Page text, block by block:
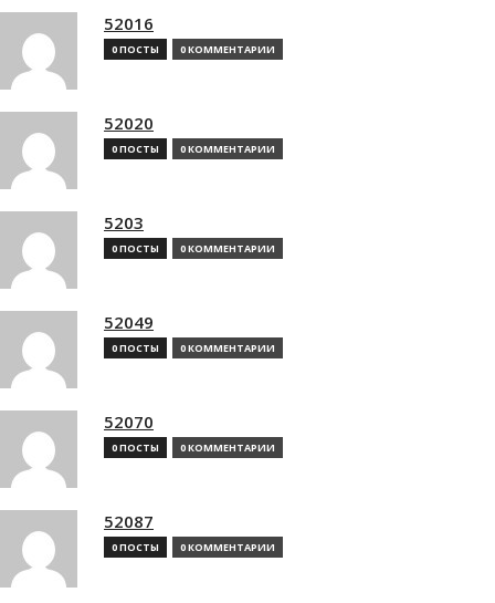
52016
0 ПОСТЫ 0 КОММЕНТАРИИ
52020
0 ПОСТЫ 0 КОММЕНТАРИИ
5203
0 ПОСТЫ 0 КОММЕНТАРИИ
52049
0 ПОСТЫ 0 КОММЕНТАРИИ
52070
0 ПОСТЫ 0 КОММЕНТАРИИ
52087
0 ПОСТЫ 0 КОММЕНТАРИИ